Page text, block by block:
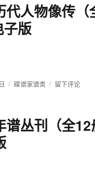
代人物像传（
版
分
碟谱家谱类
于
代
留下评论
谱丛刊（全